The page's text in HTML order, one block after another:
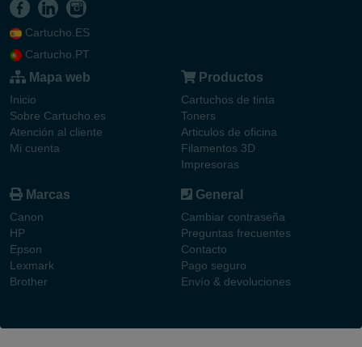
Cartucho.ES
Cartucho.PT
Mapa web
Inicio
Sobre Cartucho.es
Atención al cliente
Mi cuenta
Productos
Cartuchos de tinta
Toners
Articulos de oficina
Filamentos 3D
Impresoras
Marcas
Canon
HP
Epson
Lexmark
Brother
General
Cambiar contraseña
Preguntas frecuentes
Contacto
Pago seguro
Envío & devoluciones